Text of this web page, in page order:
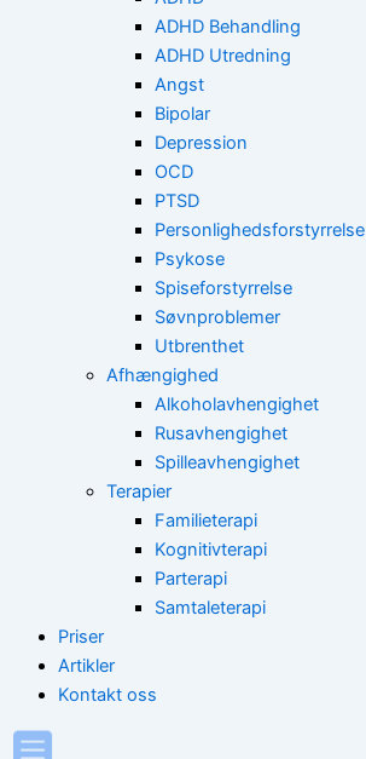
ADHD Behandling
ADHD Utredning
Angst
Bipolar
Depression
OCD
PTSD
Personlighedsforstyrrelse
Psykose
Spiseforstyrrelse
Søvnproblemer
Utbrenthet
Afhængighed
Alkoholavhengighet
Rusavhengighet
Spilleavhengighet
Terapier
Familieterapi
Kognitivterapi
Parterapi
Samtaleterapi
Priser
Artikler
Kontakt oss